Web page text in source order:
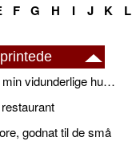
F G H I J K L
Hymne tilegnet min vidunderlige husbond
godnat til de små